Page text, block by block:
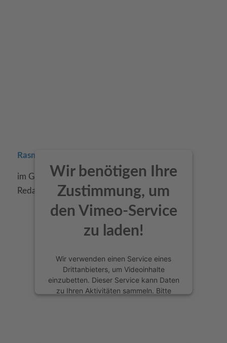
Wir benötigen Ihre
Zustimmung, um
den Vimeo-Service
zu laden!
Wir verwenden einen Service eines
Drittanbieters, um Videoinhalte
einzubetten. Dieser Service kann Daten
zu Ihren Aktivitäten sammeln. Bitte
Rasmus Giese, CEO, United Internet Media
im Gespräch mit Dr. André Gärisch, freier
Redakteur, HORIZONT